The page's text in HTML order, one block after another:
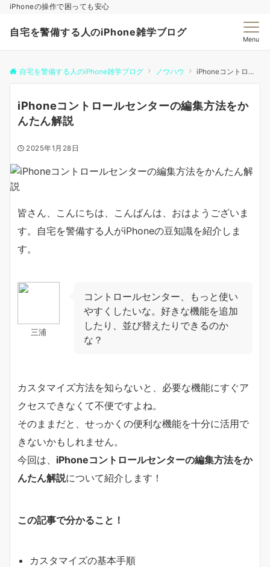
iPhoneの操作で困っても安心
自宅を警備する人のiPhone雑学ブログ
Menu
自宅を警備する人のiPhone雑学ブログ ノウハウ iPhoneコントロールセンターの編集方法をかんたん解説
iPhoneコントロールセンターの編集方法をか
んたん解説
2025年1月28日
皆さん、こんにちは、こんばんは、おはようございま
す。自宅を警備する人がiPhoneの豆知識を紹介しま
す。
三浦
コントロールセンター、もっと使い
やすくしたいな。好きな機能を追加
したり、並び替えたりできるのか
な？
カスタマイズ方法を知らないと、必要な機能にすぐア
クセスできなくて不便ですよね。
そのままだと、せっかくの便利な機能を十分に活用で
きないかもしれません。
今回は、 iPhoneコントロールセンターの編集方法をか
んたん解説について紹介します！
この記事で分かること！
カスタマイズの基本手順